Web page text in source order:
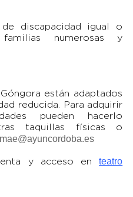
discapacidad igual o
numerosas y
están adaptados
reducida. Para adquirir
pueden hacerlo
taquillas físicas o
y acceso enteatro